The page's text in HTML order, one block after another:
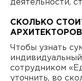
деятельности,
СКОЛЬКО
Чтобы узнать
сотрудником
уточнить, во